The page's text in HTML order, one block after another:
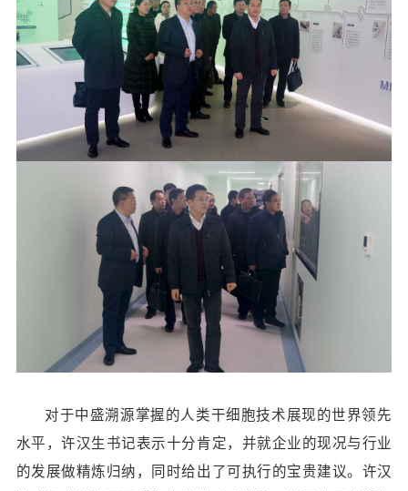
对于中盛溯源掌握的人类干细胞技术展现的世界领先
水平，许汉生书记表示十分肯定，并就企业的现况与行业
的发展做精炼归纳，同时给出了可执行的宝贵建议。许汉